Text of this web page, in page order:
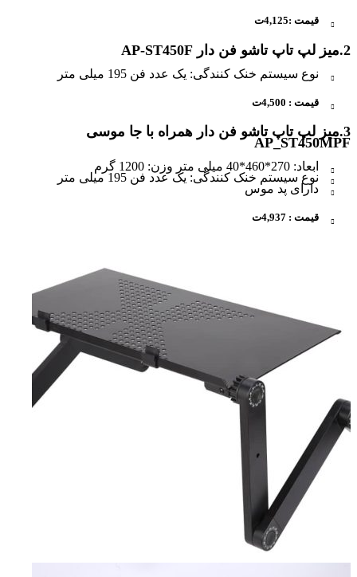
قیمت :4,125ت
2.میز لپ تاپ تاشو فن دار AP-ST450F
نوع سیستم خنک کنندگی: یک عدد فن 195 میلی متر
قیمت : 4,500ت
3.میز لپ تاپ تاشو فن دار همراه با جا موسی
AP_ST450MPF
ابعاد: 270*460*40 میلی متر وزن: 1200 گرم
نوع سیستم خنک کنندگی: یک عدد فن 195 میلی متر
دارای پد موس
قیمت : 4,937ت